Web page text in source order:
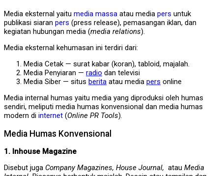
Media eksternal yaitu media massa atau media pers untuk
publikasi siaran pers (press release), pemasangan iklan, dan
kegiatan hubungan media (media relations).
Media eksternal kehumasan ini terdiri dari:
Media Cetak — surat kabar (koran), tabloid, majalah.
Media Penyiaran — radio dan televisi
Media Siber — situs berita atau media pers online
Media internal humas yaitu media yang diproduksi oleh humas
sendiri, meliputi media humas konvensional dan media humas
modern di internet (Online PR Tools).
Media Humas Konvensional
1. Inhouse Magazine
Disebut juga Company Magazines, House Journal, atau Media